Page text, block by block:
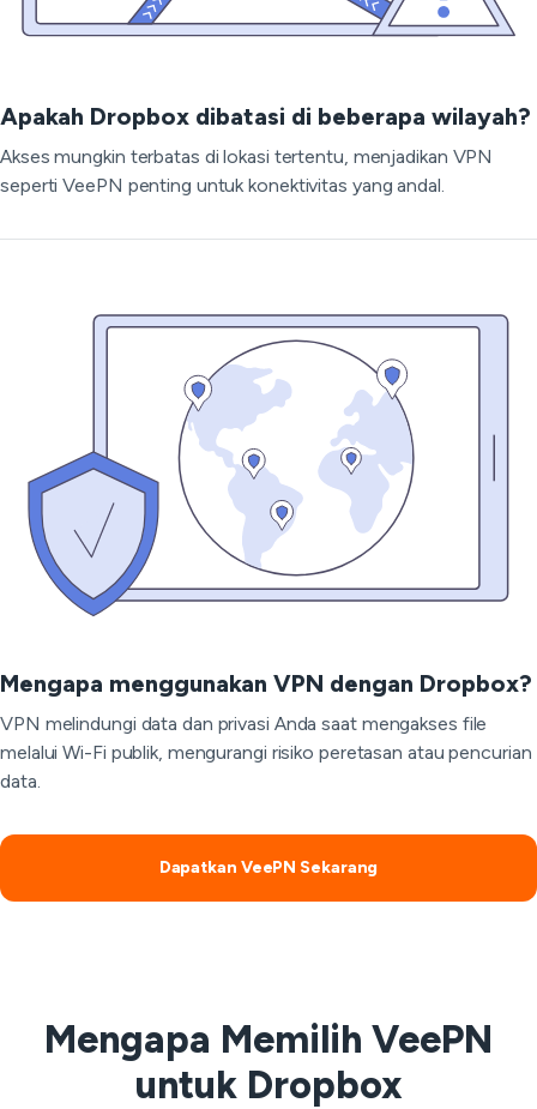
Apakah Dropbox dibatasi di beberapa wilayah?
Akses mungkin terbatas di lokasi tertentu, menjadikan VPN
seperti VeePN penting untuk konektivitas yang andal.
Mengapa menggunakan VPN dengan Dropbox?
VPN melindungi data dan privasi Anda saat mengakses file
melalui Wi-Fi publik, mengurangi risiko peretasan atau pencurian
data.
Dapatkan VeePN Sekarang
Mengapa Memilih VeePN
untuk Dropbox